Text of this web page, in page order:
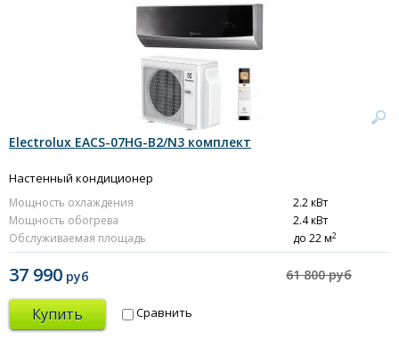
Electrolux EACS-07HG-B2/N3 комплект
Настенный кондиционер
Мощность охлаждения
2.2 кВт
Мощность обогрева
2.4 кВт
Обслуживаемая площадь
до 22 м2
37 990 руб 61 800 руб
Купить Сравнить